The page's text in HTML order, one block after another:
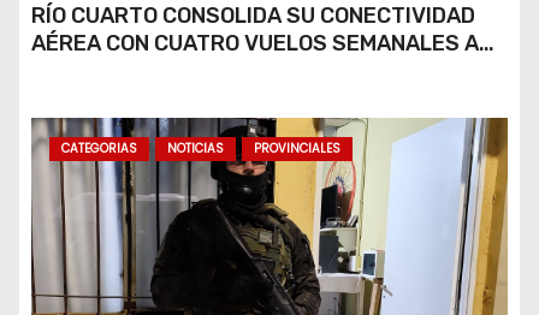
RÍO CUARTO CONSOLIDA SU CONECTIVIDAD
AÉREA CON CUATRO VUELOS SEMANALES A
CATEGORIAS NOTICIAS PROVINCIALES